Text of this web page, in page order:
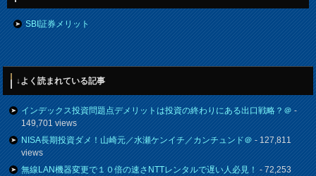
SBI証券メリット
↓よく読まれている記事
インデックス投資問題点デメリットは投資の終わりにある出口戦略？＠-
149,701 views
NISA長期投資ダメ！山崎元／水瀬ケンイチ／カンチュンド＠- 127,811
views
無線LAN機器変更で１０倍の速さNTTレンタルで遅い人必見！- 72,253